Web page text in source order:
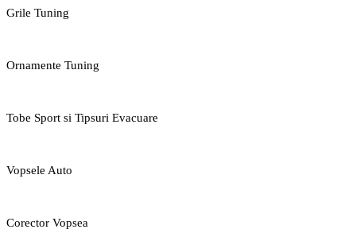
Grile Tuning
Ornamente Tuning
Tobe Sport si Tipsuri Evacuare
Vopsele Auto
Corector Vopsea